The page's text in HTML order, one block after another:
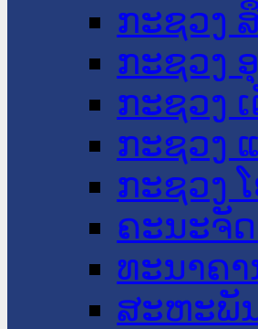
ກະຊວງ
ກະຊວງ
ກະຊວງ
ກະຊວງ
ກະຊວງ
ຄະນະຈັ
ທະນາຄ
ສະຫະພັ